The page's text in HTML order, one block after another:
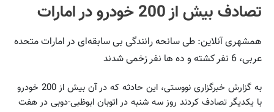
تصادف بیش از 200 خودرو در امارات
همشهری آنلاین: طی سانحه رانندگی بی سابقه‌ای در امارات متحده
عربی، 6 نفر کشته و ده ها نفر زخمی شدند
به گزارش خبرگزاری نووستی، این حادثه که در آن بیش از 200 خودرو
با یکدیگر تصادف کردند روز سه شنبه در اتوبان ابوظبی-دوبی در هفت